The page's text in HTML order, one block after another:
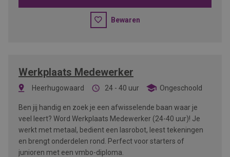
Bewaren
Werkplaats Medewerker
Heerhugowaard 24 - 40 uur Ongeschoold
Ben jij handig en zoek je een afwisselende baan waar je
veel leert? Word Werkplaats Medewerker (24-40 uur)! Je
werkt met metaal, bedient een lasrobot, leest tekeningen
en brengt onderdelen rond. Perfect voor starters of
junioren met een vmbo-diploma.